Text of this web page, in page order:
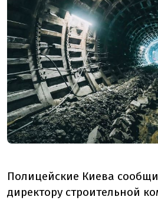
Полицейские Киева
директору строительной